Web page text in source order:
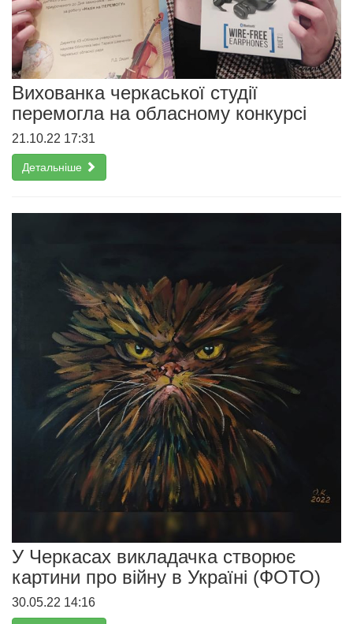
Вихованка черкаської студії
перемогла на обласному конкурсі
21.10.22 17:31
Детальніше
У Черкасах викладачка створює
картини про війну в Україні (ФОТО)
30.05.22 14:16